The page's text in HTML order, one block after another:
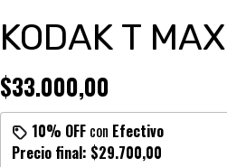
KODAK T
$33.000,00
10% OFFcon Efectivo
Precio final: $29.700,00